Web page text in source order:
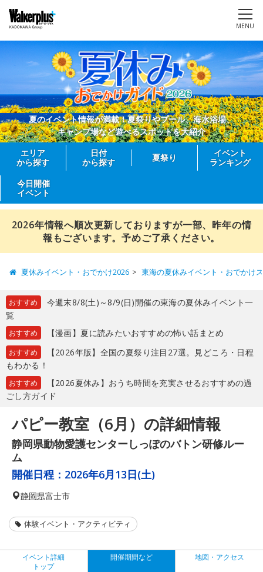
MENU
夏のイベント情報が満載！夏祭りやプール、海水浴場、
キャンプ場など遊べるスポットを大紹介
エリア
から探す
日付
から探す
夏祭り
イベント
ランキング
今日開催
イベント
2026年情報へ順次更新しておりますが一部、昨年の情
報もございます。予めご了承ください。
夏休みイベント・おでかけ2026 東海の夏休みイベント・おでかけ
おすすめ
今週末8/8(土)～8/9(日)開催の東海の夏休みイベント一
覧
おすすめ 【漫画】夏に読みたいおすすめの怖い話まとめ
おすすめ
【2026年版】全国の夏祭り注目27選。見どころ・日程
もわかる！
おすすめ
【2026夏休み】おうち時間を充実させるおすすめの過
ごし方ガイド
パピー教室（6月）の詳細情報
静岡県動物愛護センターしっぽのバトン研修ルー
ム
開催日程： 2026年6月13日(土)
静岡県富士市
体験イベント・アクティビティ
イベント詳細
トップ
開催期間など 地図・アクセス